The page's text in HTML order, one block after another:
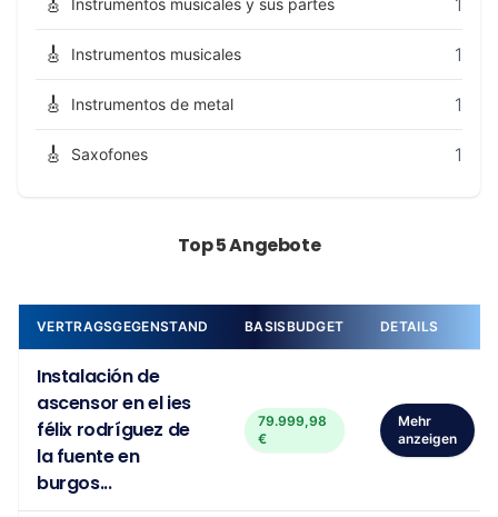
Instrumentos musicales y sus partes 1
🎸 Instrumentos musicales 1
🎸 Instrumentos de metal 1
🎸 Saxofones 1
Top 5 Angebote
VERTRAGSGEGENSTAND BASISBUDGET DETAILS
Instalación de
ascensor en el ies
félix rodríguez de
la fuente en
burgos...
79.999,98
€
Mehr
anzeigen